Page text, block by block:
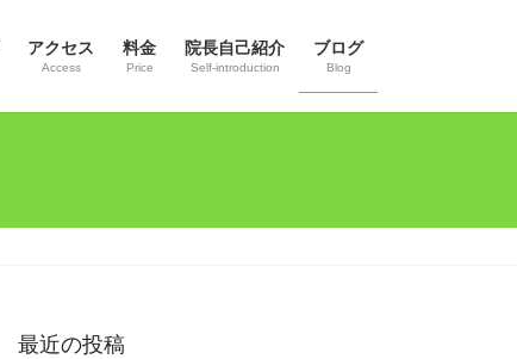
アクセス
Access
料金
Price
院長自己紹介
Self-introduction
ブログ
Blog
最近の投稿